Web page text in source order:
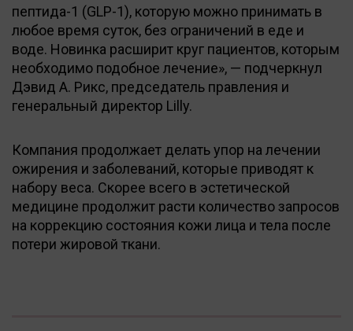
пептида-1 (GLP-1), которую можно принимать в
любое время суток, без ограничений в еде и
воде. Новинка расширит круг пациентов, которым
необходимо подобное лечение», — подчеркнул
Дэвид А. Рикс, председатель правления и
генеральный директор Lilly.
Компания продолжает делать упор на лечении
ожирения и заболеваний, которые приводят к
набору веса. Скорее всего в эстетической
медицине продолжит расти количество запросов
на коррекцию состояния кожи лица и тела после
потери жировой ткани.